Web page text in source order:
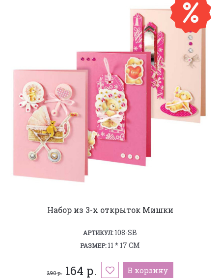
Набор из 3-х открыток Мишки
АРТИКУЛ:108-SB
РАЗМЕР:11 * 17 СМ
290 р.164 р. В корзину